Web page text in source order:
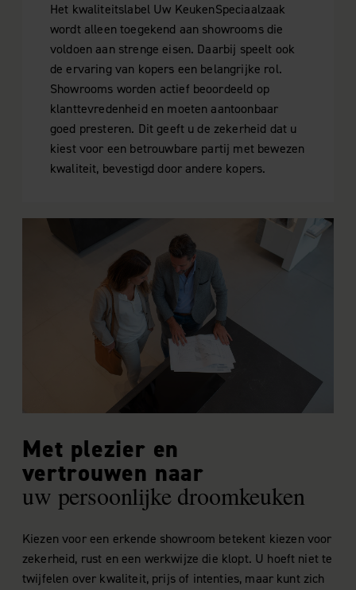
Het kwaliteitslabel Uw KeukenSpeciaalzaak
wordt alleen toegekend aan showrooms die
voldoen aan strenge eisen. Daarbij speelt ook
de ervaring van kopers een belangrijke rol.
Showrooms worden actief beoordeeld op
klanttevredenheid en moeten aantoonbaar
goed presteren. Dit geeft u de zekerheid dat u
kiest voor een betrouwbare partij met bewezen
kwaliteit, bevestigd door andere kopers.
Met plezier en
vertrouwen naar
uw persoonlijke droomkeuken
Kiezen voor een erkende showroom betekent kiezen voor
zekerheid, rust en een werkwijze die klopt. U hoeft niet te
twijfelen over kwaliteit, prijs of intenties, maar kunt zich